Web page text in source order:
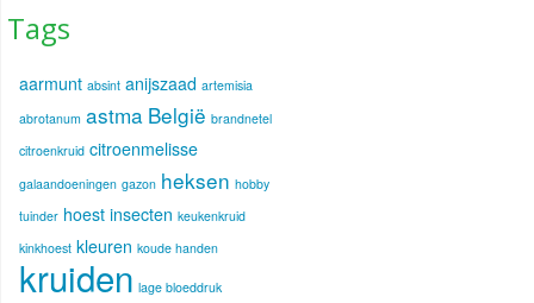
Tags
aarmunt absint anijszaad artemisia
abrotanum astma België brandnetel
citroenkruid citroenmelisse
galaandoeningen gazon heksen hobby
tuinder hoest insecten keukenkruid
kinkhoest kleuren koude handen
kruiden lage bloeddruk